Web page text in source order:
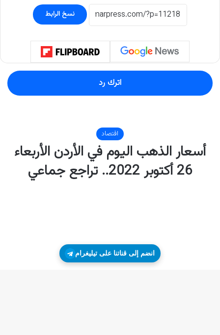
نسخ الرابط
اترك رد
انضم إلى قناتنا على تيليغرام